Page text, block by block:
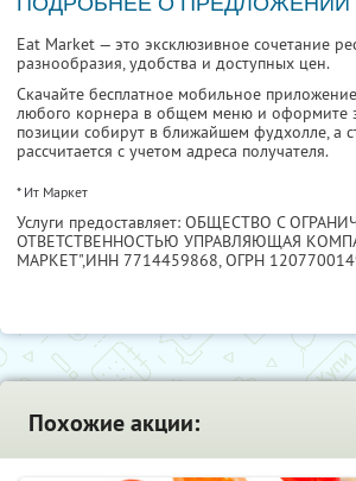
Eat Market — это эксклюзивное сочетание
разнообразия, удобства и доступных цен.
Скачайте бесплатное мобильное
любого корнера в общем меню и оформите
позиции собирут в ближайшем фудхолле, а
рассчитается с учетом адреса получателя.
* Ит Маркет
Услуги предоставляет: ОБЩЕСТВО С
ОТВЕТСТВЕННОСТЬЮ УПРАВЛЯЮЩАЯ
МАРКЕТ",ИНН 7714459868, ОГРН
Похожие акции: